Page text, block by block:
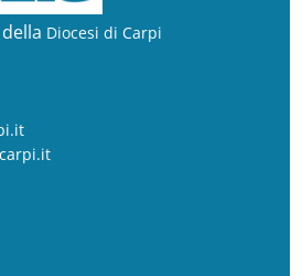
Diocesi di Carpi